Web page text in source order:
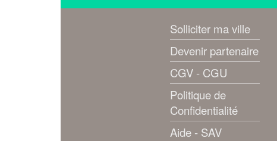
Solliciter ma ville
Devenir partenaire
CGV - CGU
Politique de
Confidentialité
Aide - SAV